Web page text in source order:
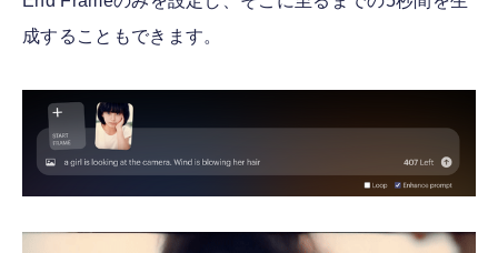
成することもできます。